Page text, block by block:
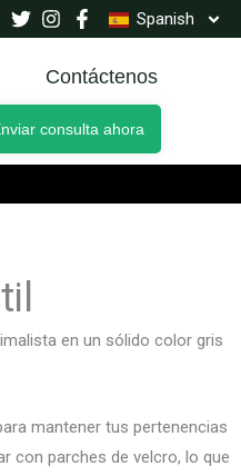
Spanish
Contáctenos
consulta ahora
en un sólido color gris
mantener tus pertenencias
con parches de velcro, lo que